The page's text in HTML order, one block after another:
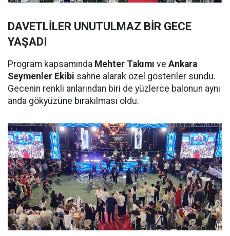
DAVETLİLER UNUTULMAZ BİR GECE
YAŞADI
Program kapsamında Mehter Takımı ve Ankara
Seymenler Ekibi sahne alarak özel gösteriler sundu.
Gecenin renkli anlarından biri de yüzlerce balonun aynı
anda gökyüzüne bırakılması oldu.